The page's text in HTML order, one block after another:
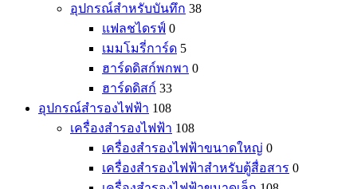
อุปกรณ์สำหรับบันทึก 38
แฟลชไดรฟ์ 0
เมมโมรี่การ์ด 5
ฮาร์ดดิสก์พกพา 0
ฮาร์ดดิสก์ 33
อุปกรณ์สำรองไฟฟ้า 108
เครื่องสำรองไฟฟ้า 108
เครื่องสำรองไฟฟ้าขนาดใหญ่ 0
เครื่องสำรองไฟฟ้าสำหรับตู้สื่อสาร 0